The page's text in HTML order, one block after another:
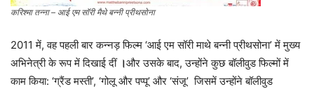
करिश्मा तन्ना – आई एम सॉरी मैथे बन्नी प्रीथसोना
2011 में, वह पहली बार कन्नड़ फिल्म ‘आई एम सॉरी माथे बन्नी प्रीथसोना’ में मुख्य
अभिनेत्री के रूप में दिखाई दीं ।और उसके बाद, उन्होंने कुछ बॉलीवुड फिल्मों में
काम किया: ‘ग्रैंड मस्ती’, ‘गोलू और पप्पू’ और ‘संजू’ जिसमें उन्होंने बॉलीवुड